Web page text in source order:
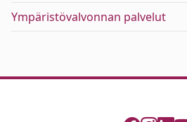
Ympäristövalvonnan palvelut